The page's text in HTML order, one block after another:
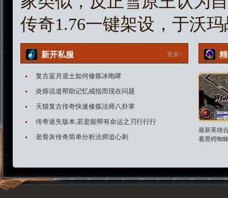
传奇1.76一键架设，于沃
新开私服 更多+
复古蓝月道士如何修炼冰咆哮
炎烁说道帮助记忆戒指而现在问题
天猫复古传奇快速修炼法师八卦掌
传奇迷失版本,若是能帮有命运之刃行行行
老骨灰传奇简单分析法师追心刺
最新英雄
看黑锷蜘